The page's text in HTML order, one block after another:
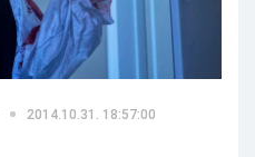
2014.10.31. 18:57:00